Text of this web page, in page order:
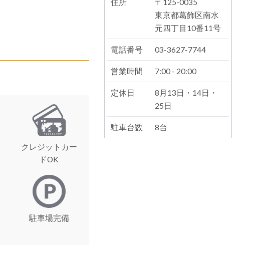
クレジットカー
ドOK
駐車場完備
住所
〒125-0035
東京都葛飾区南水
元四丁目10番11号
電話番号 03-3627-7744
営業時間 7:00 - 20:00
定休日
8月13日・14日・
25日
駐車台数 8台